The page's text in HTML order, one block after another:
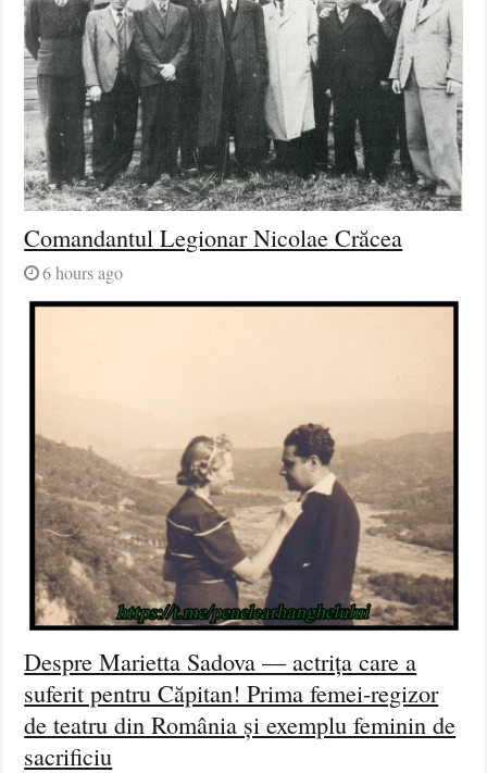
Comandantul Legionar Nicolae Crăcea
6 hours ago
Despre Marietta Sadova — actrița care a
suferit pentru Căpitan! Prima femei-regizor
de teatru din România și exemplu feminin de
sacrificiu